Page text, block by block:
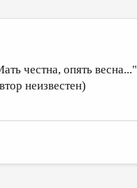
честна, опять весна..."
неизвестен)